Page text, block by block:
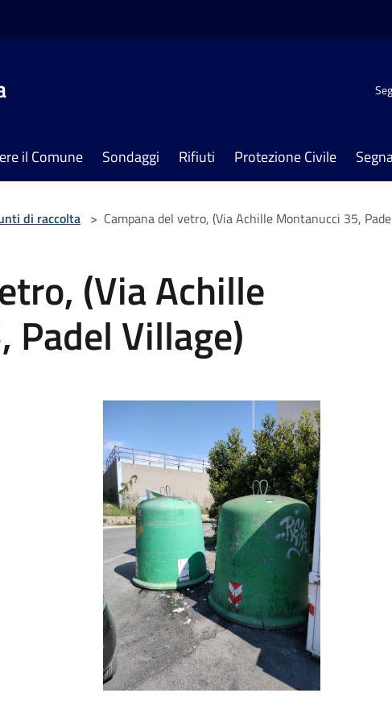
il Comune Sondaggi Rifiuti Protezione Civile
di raccolta > Campana del vetro, (Via Achille Montanucci 35,
(Via Achille
Padel Village)